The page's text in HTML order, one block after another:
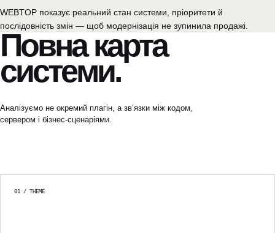
WEBTOP показує реальний стан системи, пріоритети й
послідовність змін — щоб модернізація не зупинила продажі.
Повна карта
системи.
Аналізуємо не окремий плагін, а зв’язки між кодом,
сервером і бізнес-сценаріями.
01 / THEME